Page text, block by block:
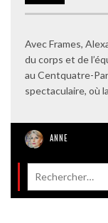
Avec Frames,
du corps et de
au Centquatre-
spectaculaire, où
ANNE